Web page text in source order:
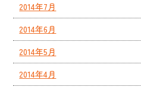
2014年7月
2014年6月
2014年5月
2014年4月